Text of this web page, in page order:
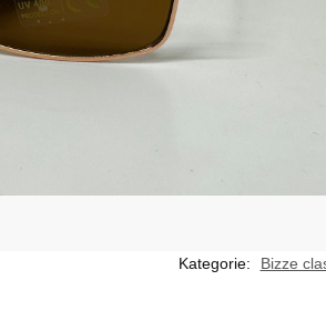
Kategorie: Bizze